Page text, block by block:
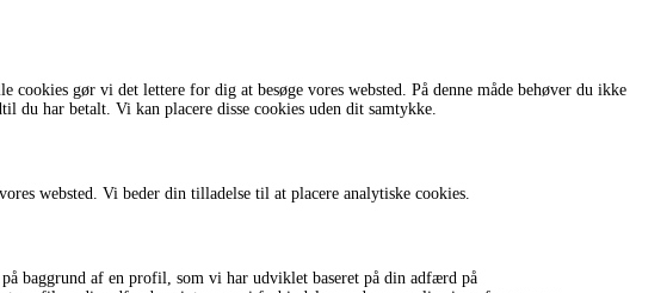
gør vi det lettere for dig at besøge vores websted. På denne måde behøver du ikke
du har betalt. Vi kan placere disse cookies uden dit samtykke.
websted. Vi beder din tilladelse til at placere analytiske cookies.
baggrund af en profil, som vi har udviklet baseret på din adfærd på